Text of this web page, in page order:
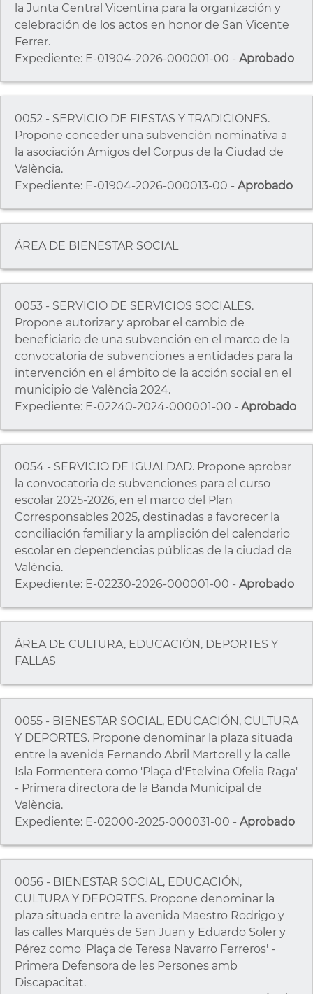
la Junta Central Vicentina para la organización y
celebración de los actos en honor de San Vicente
Ferrer.
Expediente: E-01904-2026-000001-00 - Aprobado
0052 - SERVICIO DE FIESTAS Y TRADICIONES.
Propone conceder una subvención nominativa a
la asociación Amigos del Corpus de la Ciudad de
València.
Expediente: E-01904-2026-000013-00 - Aprobado
ÁREA DE BIENESTAR SOCIAL
0053 - SERVICIO DE SERVICIOS SOCIALES.
Propone autorizar y aprobar el cambio de
beneficiario de una subvención en el marco de la
convocatoria de subvenciones a entidades para la
intervención en el ámbito de la acción social en el
municipio de València 2024.
Expediente: E-02240-2024-000001-00 - Aprobado
0054 - SERVICIO DE IGUALDAD. Propone aprobar
la convocatoria de subvenciones para el curso
escolar 2025-2026, en el marco del Plan
Corresponsables 2025, destinadas a favorecer la
conciliación familiar y la ampliación del calendario
escolar en dependencias públicas de la ciudad de
València.
Expediente: E-02230-2026-000001-00 - Aprobado
ÁREA DE CULTURA, EDUCACIÓN, DEPORTES Y
FALLAS
0055 - BIENESTAR SOCIAL, EDUCACIÓN, CULTURA
Y DEPORTES. Propone denominar la plaza situada
entre la avenida Fernando Abril Martorell y la calle
Isla Formentera como 'Plaça d'Etelvina Ofelia Raga'
- Primera directora de la Banda Municipal de
València.
Expediente: E-02000-2025-000031-00 - Aprobado
0056 - BIENESTAR SOCIAL, EDUCACIÓN,
CULTURA Y DEPORTES. Propone denominar la
plaza situada entre la avenida Maestro Rodrigo y
las calles Marqués de San Juan y Eduardo Soler y
Pérez como 'Plaça de Teresa Navarro Ferreros' -
Primera Defensora de les Persones amb
Discapacitat.